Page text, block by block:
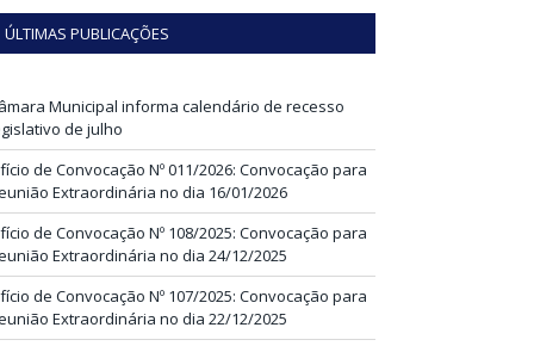
ÚLTIMAS PUBLICAÇÕES
Municipal informa calendário de recesso
de julho
de Convocação Nº 011/2026: Convocação para
Extraordinária no dia 16/01/2026
de Convocação Nº 108/2025: Convocação para
Extraordinária no dia 24/12/2025
de Convocação Nº 107/2025: Convocação para
Extraordinária no dia 22/12/2025